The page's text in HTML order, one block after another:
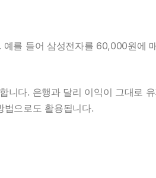
예를 들어 삼성전자를 60,000원에
니다. 은행과 달리 이익이 그대로
으로도 활용됩니다.